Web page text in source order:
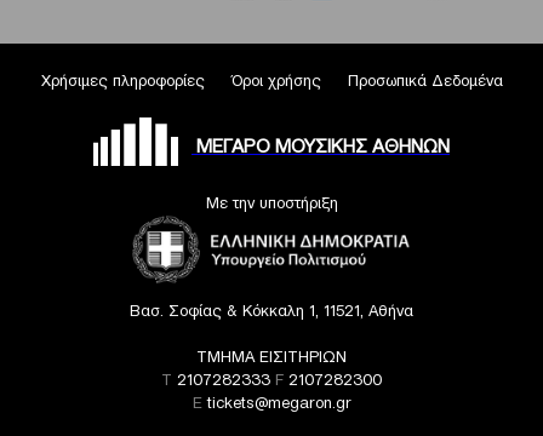
Χρήσιμες πληροφορίες Όροι χρήσης Προσωπικά Δεδομένα
ΜΕΓΑΡΟ ΜΟΥΣΙΚΗΣ ΑΘΗΝΩΝ
Με την υποστήριξη
Βασ. Σοφίας & Κόκκαλη 1, 11521, Αθήνα
ΤΜΗΜΑ ΕΙΣΙΤΗΡΙΩΝ
T 2107282333 F 2107282300
Etickets@megaron.gr